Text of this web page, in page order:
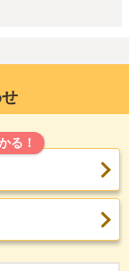
る！